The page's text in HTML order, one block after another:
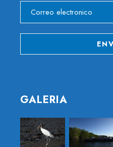
GALERIA